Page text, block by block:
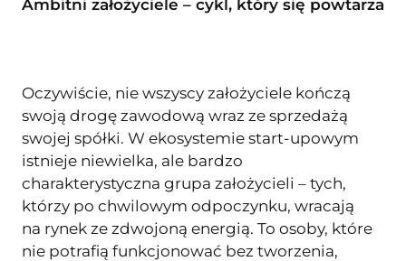
Ambitni założyciele – cykl, który się powtarza
Oczywiście, nie wszyscy założyciele kończą
swoją drogę zawodową wraz ze sprzedażą
swojej spółki. W ekosystemie start-upowym
istnieje niewielka, ale bardzo
charakterystyczna grupa założycieli – tych,
którzy po chwilowym odpoczynku, wracają
na rynek ze zdwojoną energią. To osoby, które
nie potrafią funkcjonować bez tworzenia,